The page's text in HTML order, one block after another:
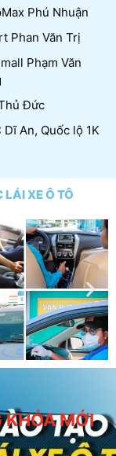
Phú Nhuận
Phan Văn Trị
Phạm Văn
Đức
Dĩ An, Quốc lộ 1K
LÁI XE Ô TÔ
KHÓA MỚI